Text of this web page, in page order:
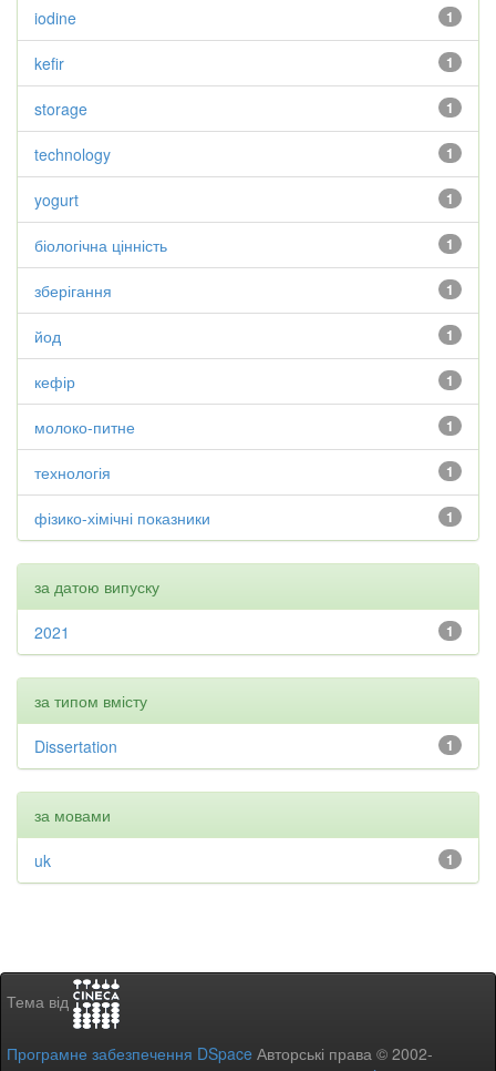
1
iodine
1
kefir
1
storage
1
technology
1
yogurt
1
біологічна цінність
1
зберігання
1
йод
1
кефір
1
молоко-питне
1
технологія
1
фізико-хімічні показники
за датою випуску
1
2021
за типом вмісту
1
Dissertation
за мовами
1
uk
Тема від
Програмне забезпечення DSpace Авторські права © 2002-